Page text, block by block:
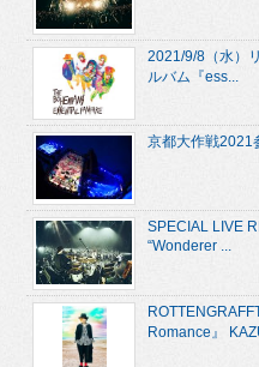
2021/9/8（水）
ルバム『ess...
京都大作戦2021
SPECIAL LIVE
“Wonderer ...
Romance』